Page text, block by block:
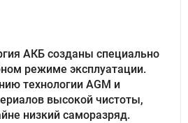
АКБ созданы специально
режиме эксплуатации.
технологии AGM и
высокой чистоты,
низкий саморазряд.